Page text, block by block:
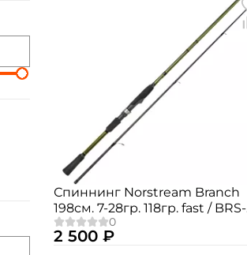
Спиннинг Norstream Branch
198см. 7-28гр. 118гр. fast / BRS-
662M
2 500 ₽